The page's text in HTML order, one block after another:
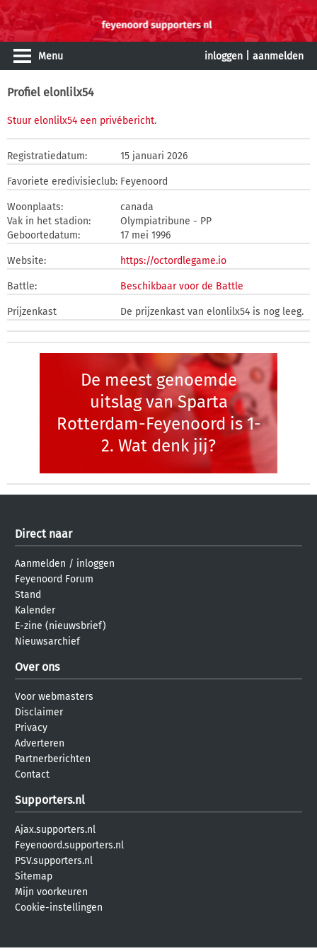
Menu inloggen aanmelden
Profiel elonlilx54
Stuur elonlilx54 een privébericht.
Registratiedatum: 15 januari 2026
Favoriete eredivisieclub: Feyenoord
Woonplaats:
canada
Vak in het stadion:
Olympiatribune - PP
Geboortedatum:
17 mei 1996
Website: https://octordlegame.io
Battle: Beschikbaar voor de Battle
Prijzenkast De prijzenkast van elonlilx54 is nog leeg.
De meest genoemde
uitslag van Sparta
Rotterdam-Feyenoord is 1-
2. Wat denk jij?
Direct naar
Aanmelden / inloggen
Feyenoord Forum
Stand
Kalender
E-zine (nieuwsbrief)
Nieuwsarchief
Over ons
Voor webmasters
Disclaimer
Privacy
Adverteren
Partnerberichten
Contact
Supporters.nl
Ajax.supporters.nl
Feyenoord.supporters.nl
PSV.supporters.nl
Sitemap
Mijn voorkeuren
Cookie-instellingen